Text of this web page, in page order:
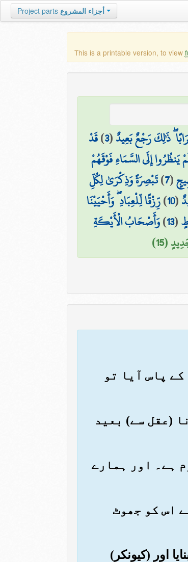
Project parts أجزاء المشروع
This is a printable version, to view
ذَٰلِكَ رَجْعٌ بَعِيدٌ(
3
)قَدْ
يَنظُرُوا إِلَى السَّمَاءِ فَوْقَهُمْ
(
7
)تَبْصِرَةً وَذِكْرَىٰ لِكُلِّ
(
10
)رِّزْقًا لِّلْعِبَادِ ۖ وَأَحْيَيْنَا
(
13
)وَأَصْحَابُ الْأَيْكَةِ
(15)
کے پاس آیا تو
(عقل سے) بعید
ہے۔ اور ہمارے
اس کو جھوٹ
اور (کیونکر)